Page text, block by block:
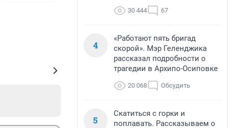
30 444 67
4
«Работают пять бригад
скорой». Мэр Геленджика
рассказал подробности о
трагедии в Архипо-Осиповке
20 068 Обсудить
5
Скатиться с горки и
поплавать. Рассказываем о